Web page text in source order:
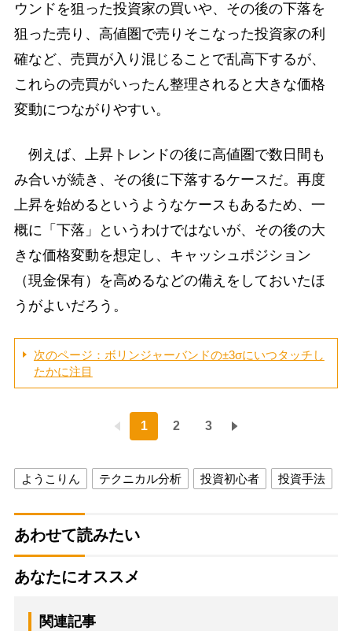
ウンドを狙った投資家の買いや、その後の下落を
狙った売り、高値圏で売りそこなった投資家の利
確など、売買が入り混じることで乱高下するが、
これらの売買がいったん整理されると大きな価格
変動につながりやすい。
例えば、上昇トレンドの後に高値圏で数日間も
み合いが続き、その後に下落するケースだ。再度
上昇を始めるというようなケースもあるため、一
概に「下落」というわけではないが、その後の大
きな価格変動を想定し、キャッシュポジション
（現金保有）を高めるなどの備えをしておいたほ
うがよいだろう。
次のページ：ボリンジャーバンドの±3σにいつタッチし
たかに注目
1 2 3
ようこりん テクニカル分析 投資初心者 投資手法
あわせて読みたい
あなたにオススメ
関連記事